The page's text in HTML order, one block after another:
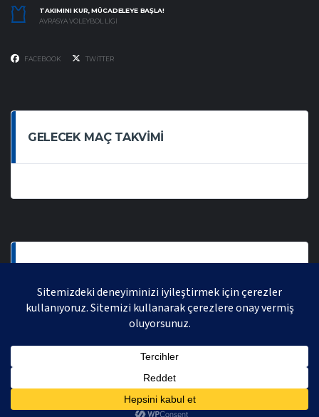
TAKIMINI KUR, MÜCADELEYE BAŞLA!
AVRASYA VOLEYBOL LIGI
FACEBOOK TWITTER
GELECEK MAÇ TAKVIMI
AVRASYA VOLEYBOL LIGI 2021 | AVRASYA SPORTIF FAALIYETLER ORGANIZASYONUDUR,
TÜM HAKLARI SAKLIDIR.